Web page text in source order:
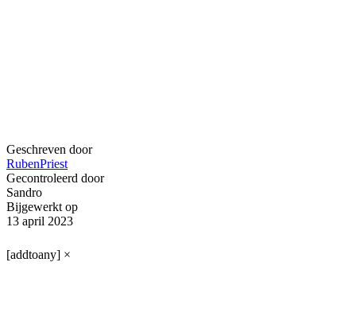
Geschreven door
RubenPriest
Gecontroleerd door
Sandro
Bijgewerkt op
13 april 2023
[addtoany] ×